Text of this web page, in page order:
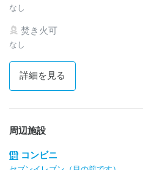
なし
焚き火可
なし
詳細を見る
周辺施設
コンビニ